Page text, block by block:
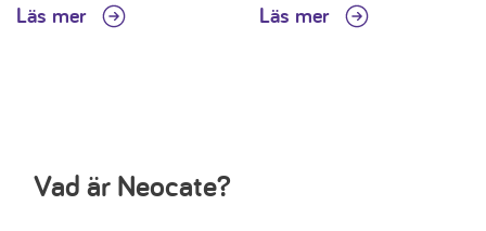
Läs mer Läs mer
Vad är Neocate?